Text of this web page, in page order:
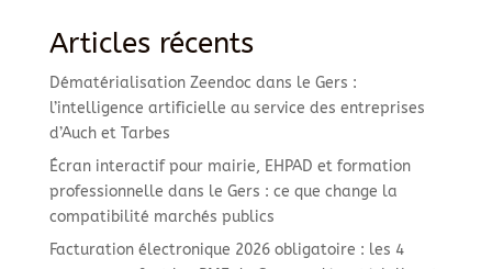
Articles récents
Dématérialisation Zeendoc dans le Gers :
l’intelligence artificielle au service des entreprises
d’Auch et Tarbes
Écran interactif pour mairie, EHPAD et formation
professionnelle dans le Gers : ce que change la
compatibilité marchés publics
Facturation électronique 2026 obligatoire : les 4